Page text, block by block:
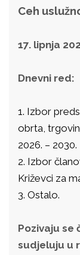
Ceh
17. lipnja
Dnevni red:
1. Izbor
obrta,
2026. – 2030.
2. Izbor
Križevci za
3. Ostalo.
Pozivaju se
sudjeluju u